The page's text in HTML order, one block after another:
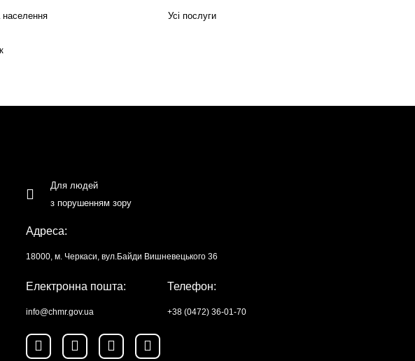
населення Усі послуги
Для людей
з порушенням зору
Адреса:
18000, м. Черкаси, вул.Байди Вишневецького 36
Електронна пошта:
info@chmr.gov.ua
Телефон:
+38 (0472) 36-01-70